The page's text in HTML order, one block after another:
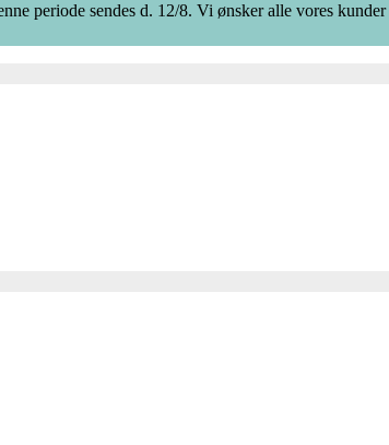
periode sendes d. 12/8. Vi ønsker alle vores kunder